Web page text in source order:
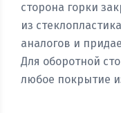
сторона горки
из
аналогов и
Для оборотной
любое покрытие